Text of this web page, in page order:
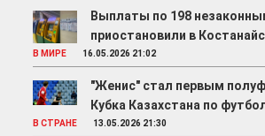
Выплаты по 198
приостановили в
В МИРЕ 16.05.2026 21:02
"Женис" стал первым
Кубка Казахстана по
В СТРАНЕ 13.05.2026 21:30